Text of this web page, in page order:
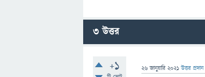
3উত্তর
+1 26 জানুয়ারি 2021 উত্তর প্রদান